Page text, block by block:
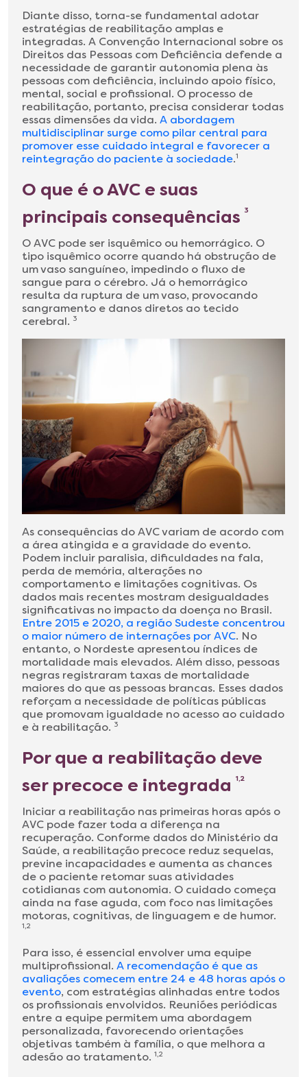
Diante disso, torna-se fundamental adotar
estratégias de reabilitação amplas e
integradas. A Convenção Internacional sobre os
Direitos das Pessoas com Deficiência defende a
necessidade de garantir autonomia plena às
pessoas com deficiência, incluindo apoio físico,
mental, social e profissional. O processo de
reabilitação, portanto, precisa considerar todas
essas dimensões da vida. A abordagem
multidisciplinar surge como pilar central para
promover esse cuidado integral e favorecer a
reintegração do paciente à sociedade.1
O que é o AVC e suas
principais consequências 3
O AVC pode ser isquêmico ou hemorrágico. O
tipo isquêmico ocorre quando há obstrução de
um vaso sanguíneo, impedindo o fluxo de
sangue para o cérebro. Já o hemorrágico
resulta da ruptura de um vaso, provocando
sangramento e danos diretos ao tecido
cerebral. 3
As consequências do AVC variam de acordo com
a área atingida e a gravidade do evento.
Podem incluir paralisia, dificuldades na fala,
perda de memória, alterações no
comportamento e limitações cognitivas. Os
dados mais recentes mostram desigualdades
significativas no impacto da doença no Brasil.
Entre 2015 e 2020, a região Sudeste concentrou
o maior número de internações por AVC. No
entanto, o Nordeste apresentou índices de
mortalidade mais elevados. Além disso, pessoas
negras registraram taxas de mortalidade
maiores do que as pessoas brancas. Esses dados
reforçam a necessidade de políticas públicas
que promovam igualdade no acesso ao cuidado
e à reabilitação. 3
Por que a reabilitação deve
ser precoce e integrada
1,2
Iniciar a reabilitação nas primeiras horas após o
AVC pode fazer toda a diferença na
recuperação. Conforme dados do Ministério da
Saúde, a reabilitação precoce reduz sequelas,
previne incapacidades e aumenta as chances
de o paciente retomar suas atividades
cotidianas com autonomia. O cuidado começa
ainda na fase aguda, com foco nas limitações
motoras, cognitivas, de linguagem e de humor.
1,2
Para isso, é essencial envolver uma equipe
multiprofissional. A recomendação é que as
avaliações comecem entre 24 e 48 horas após o
evento, com estratégias alinhadas entre todos
os profissionais envolvidos. Reuniões periódicas
entre a equipe permitem uma abordagem
personalizada, favorecendo orientações
objetivas também à família, o que melhora a
adesão ao tratamento. 1,2